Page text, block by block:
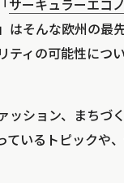
サーキュラーエコ
はそんな欧州の最
ティの可能性につ
ッション、まちづ
いるトピックや